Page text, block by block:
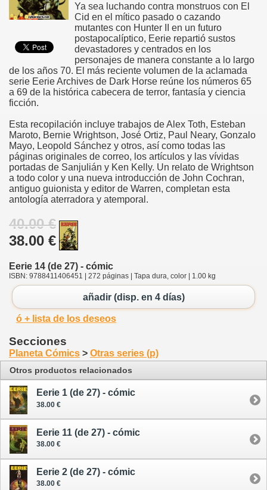
Ya sea luchando contra monstruos con El
Cid en el mítico pasado o cazando
mutantes con Hunter II en un futuro
postapocalíptico, Eerie repartió sustos
devastadores y centrados en los
personajes de manera constante a lo largo
de los años 70. El más reciente volumen de la aclamada
serie Eerie Archives de Dark Horse reúne los números 65
a 69 de la histórica cabecera de terror, fantasía y ciencia
ficción.
Esta recopilación incluye trabajos de Alex Toth, Esteban
Maroto, Bernie Wrightson, José Ortiz, Paul Neary, Gonzalo
Mayo, Leopold Sánchez y otros, así como todas las
páginas originales de correo, los artículos y las vívidas
portadas de Sanjulián y Ken Kelly. Un relato de Wrightson
a todo color y una nueva introducción de John Cochran,
antiguo guionista y editor de Warren, completan esta
antología aterradora y atemporal.
40.00 €
38.00 €
Eerie 14 (de 27) - cómic
ISBN: 9788411406451 | 272 páginas | Tapa dura, color | 1.00 kg
añadir (disp. en 4 días)
ó + lista de los deseos
Secciones
Planeta Cómics > Otras series (p)
Otros productos relacionados
Eerie 1 (de 27) - cómic
38.00 €
Eerie 11 (de 27) - cómic
38.00 €
Eerie 2 (de 27) - cómic
38.00 €